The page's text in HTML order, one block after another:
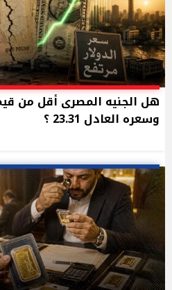
هل الجنيه المصرى أقل من
وسعره العادل 23.31 ؟